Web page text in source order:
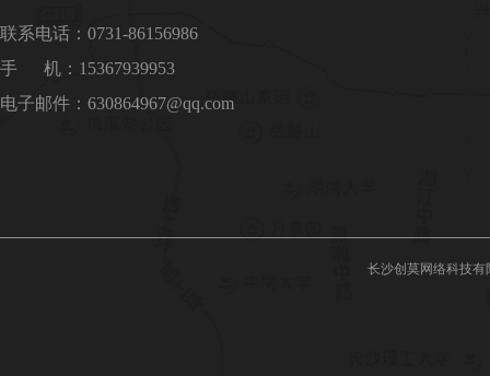
联系电话：0731-86156986
手 机：15367939953
电子邮件：630864967@qq.com
长沙创莫网络科技